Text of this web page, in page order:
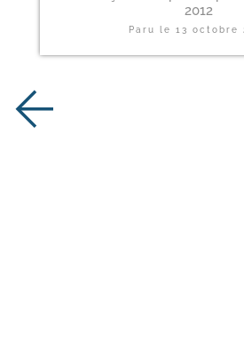
2012
Paru le 13 octobre